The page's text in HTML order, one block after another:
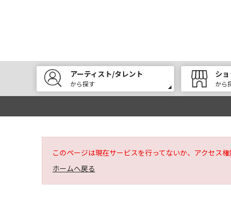
アーティスト/タレント
から探す
シ
から
このページは現在サービスを行ってないか、アクセス権
ホームへ戻る